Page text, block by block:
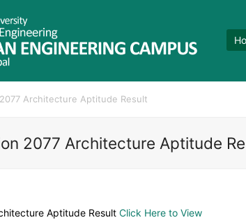
Architecture Aptitude Result
2077 Architecture Aptitude
Aptitude Result Click Here to View